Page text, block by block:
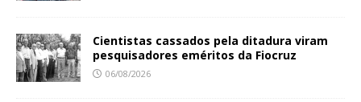
Cientistas cassados pela ditadura viram
pesquisadores eméritos da Fiocruz
06/08/2026